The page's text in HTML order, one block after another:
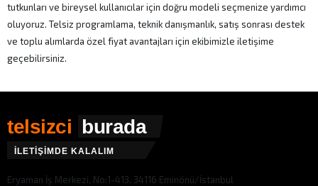
tutkunları ve bireysel kullanıcılar için doğru modeli seçmenize yardımcı
oluyoruz. Telsiz programlama, teknik danışmanlık, satış sonrası destek
ve toplu alımlarda özel fiyat avantajları için ekibimizle iletişime
geçebilirsiniz.
telsizci burada
İLETİŞİMDE KALALIM
Eryaman İş Merkezi, No:1-413, 34116 Eminönü/İstanbul